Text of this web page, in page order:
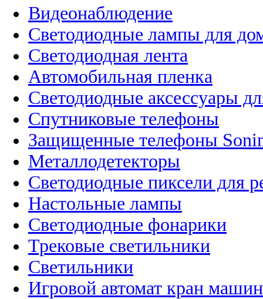
Видеонаблюдение
Светодиодные лампы для
Светодиодная лента
Автомобильная пленка
Светодиодные аксессуары
Спутниковые телефоны
Защищенные телефоны
Металлодетекторы
Светодиодные пиксели для
Настольные лампы
Светодиодные фонарики
Трековые светильники
Светильники
Игровой автомат кран